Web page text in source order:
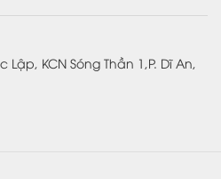
KCN Sóng Thần 1,P. Dĩ An,